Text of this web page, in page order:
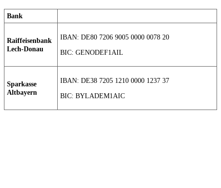
Bank
Raiffeisenbank
Lech-Donau
IBAN: DE80 7206 9005 0000 0078 20
BIC: GENODEF1AIL
Sparkasse
Altbayern
IBAN: DE38 7205 1210 0000 1237 37
BIC: BYLADEM1AIC